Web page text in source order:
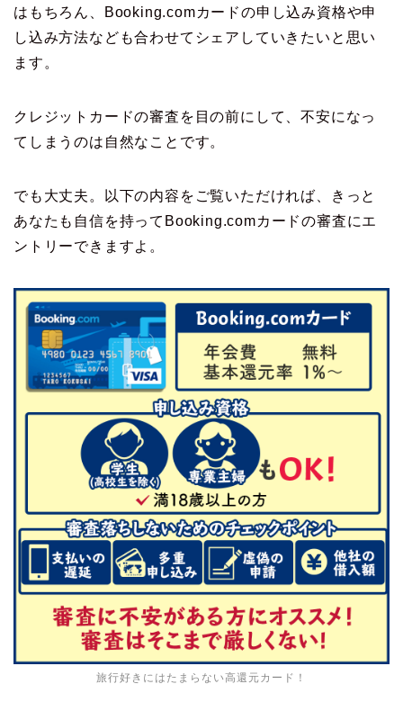
はもちろん、Booking.comカードの申し込み資格や申
し込み方法なども合わせてシェアしていきたいと思い
ます。
クレジットカードの審査を目の前にして、不安になっ
てしまうのは自然なことです。
でも大丈夫。以下の内容をご覧いただければ、きっと
あなたも自信を持ってBooking.comカードの審査にエ
ントリーできますよ。
旅行好きにはたまらない高還元カード！